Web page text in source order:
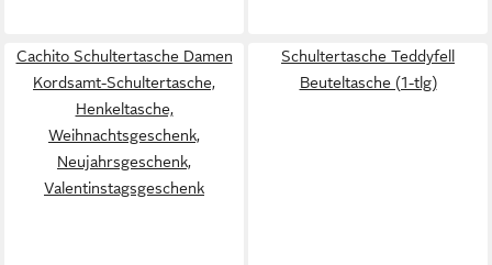
Cachito Schultertasche Damen
Kordsamt-Schultertasche,
Henkeltasche,
Weihnachtsgeschenk,
Neujahrsgeschenk,
Valentinstagsgeschenk
Schultertasche Teddyfell
Beuteltasche (1-tlg)